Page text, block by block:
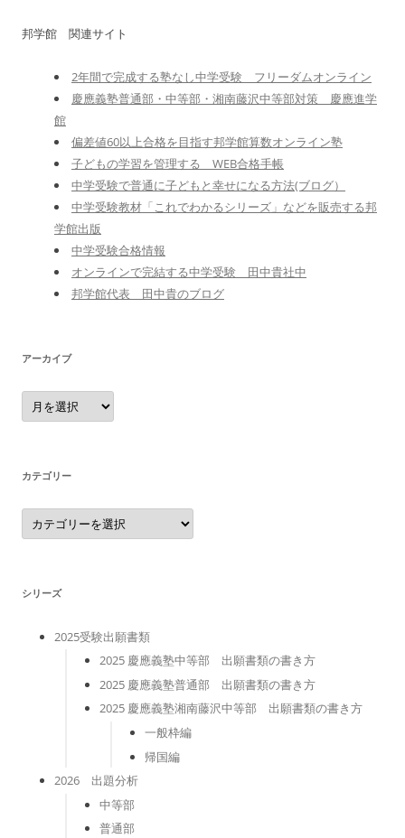
邦学館 関連サイト
2年間で完成する塾なし中学受験 フリーダムオンライン
慶應義塾普通部・中等部・湘南藤沢中等部対策 慶應進学
館
偏差値60以上合格を目指す邦学館算数オンライン塾
子どもの学習を管理する WEB合格手帳
中学受験で普通に子どもと幸せになる方法(ブログ）
中学受験教材「これでわかるシリーズ」などを販売する邦
学館出版
中学受験合格情報
オンラインで完結する中学受験 田中貴社中
邦学館代表 田中貴のブログ
アーカイブ
ア
ー
カ
カテゴリー
カ
テ
ゴ
シリーズ
2025受験出願書類
2025 慶應義塾中等部 出願書類の書き方
2025 慶應義塾普通部 出願書類の書き方
2025 慶應義塾湘南藤沢中等部 出願書類の書き方
一般枠編
帰国編
2026 出題分析
中等部
普通部